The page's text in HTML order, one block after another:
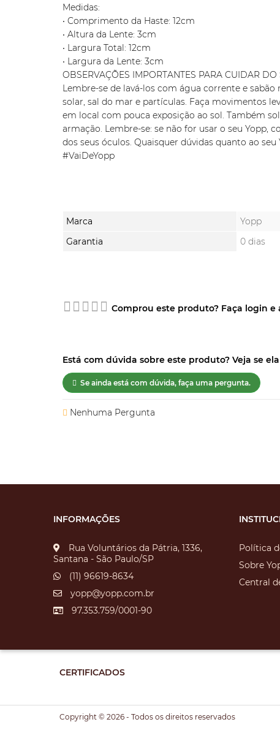
Medidas:
• Comprimento da Haste: 12cm
• Altura da Lente: 3cm
• Largura Total: 12cm
• Largura da Lente: 3cm
OBSERVAÇÕES IMPORTANTES PARA CUIDAR DO
Lembre-se de lavá-los com água corrente e
solar, sal do mar e partículas. Faça movimentos
em local com pouca exposição ao sol. Também
armação. Lembre-se: se não for usar o seu Yopp,
dos seus óculos. Quaisquer dúvidas quanto ao
#VaiDeYopp
Marca
Yopp
Garantia
0 dias
Comprou este produto? Faça login e
Está com dúvida sobre este produto? Veja se
Se ainda está com dúvida, faça uma pergunta.
Nenhuma Pergunta
INFORMAÇÕES
Rua Voluntários da Pátria, 1336,
Santana - São Paulo/SP
(11) 96619-8634
yopp@yopp.com.br
97.353.759/0001-90
Política
Sobre
Central
CERTIFICADOS
Copyright © 2026 - Todos os direitos reservados